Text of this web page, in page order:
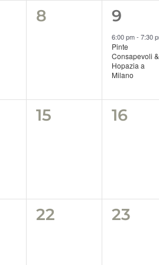
0
8
1
9
6:00 pm- 7:30
Pinte
Consapevoli &
Hopazia a
Milano
0
15
0
16
0
22
0
23